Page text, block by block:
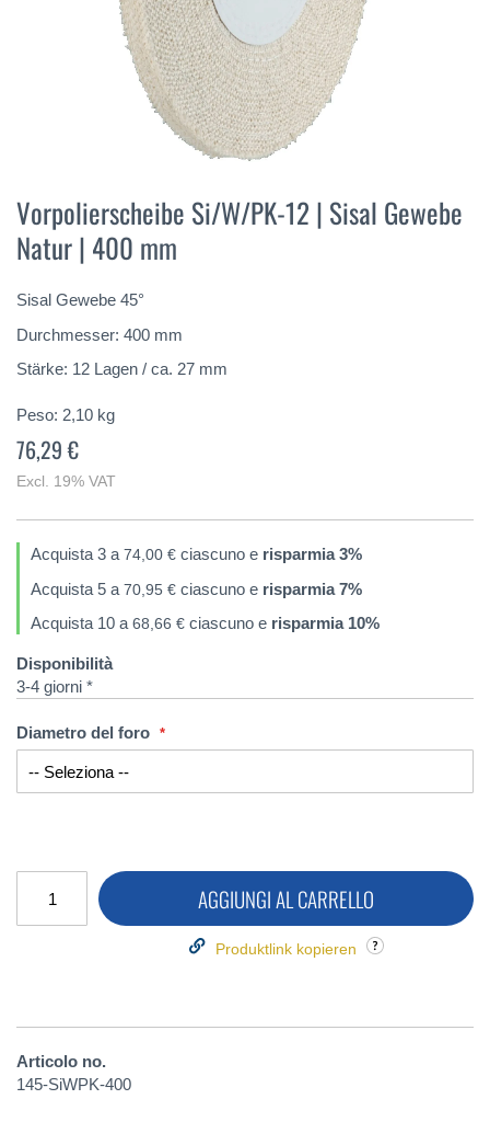
della
galleria
di
Vorpolierscheibe Si/W/PK-12 | Sisal Gewebe
Natur | 400 mm
Sisal Gewebe 45°
Durchmesser: 400 mm
Stärke: 12 Lagen / ca. 27 mm
Peso: 2,10 kg
76,29 €
Excl. 19% VAT
Acquista 3 a 74,00 € ciascuno e risparmia3%
Acquista 5 a 70,95 € ciascuno e risparmia7%
Acquista 10 a 68,66 € ciascuno e risparmia10%
Disponibilità
3-4 giorni *
Diametro del foro
AGGIUNGI AL CARRELLO
Produktlink kopieren
Articolo no.
145-SiWPK-400